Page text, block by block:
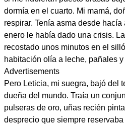
dormía en el cuarto. Mi mamá,
respirar. Tenía asma desde
enero le había dado una crisis.
recostado unos minutos en el
habitación olía a leche, pañales
Advertisements
Pero Leticia, mi suegra, bajó del
dueña del mundo. Traía un
pulseras de oro, uñas recién
desprecio que siempre